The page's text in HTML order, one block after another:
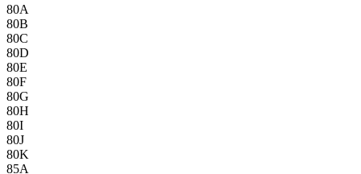
80A
80B
80C
80D
80E
80F
80G
80H
80I
80J
80K
85A